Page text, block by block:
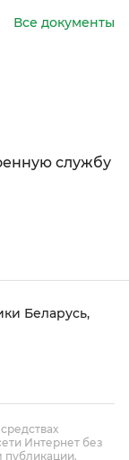
Все документы
службу
Беларусь,
Интернет без
публикации.